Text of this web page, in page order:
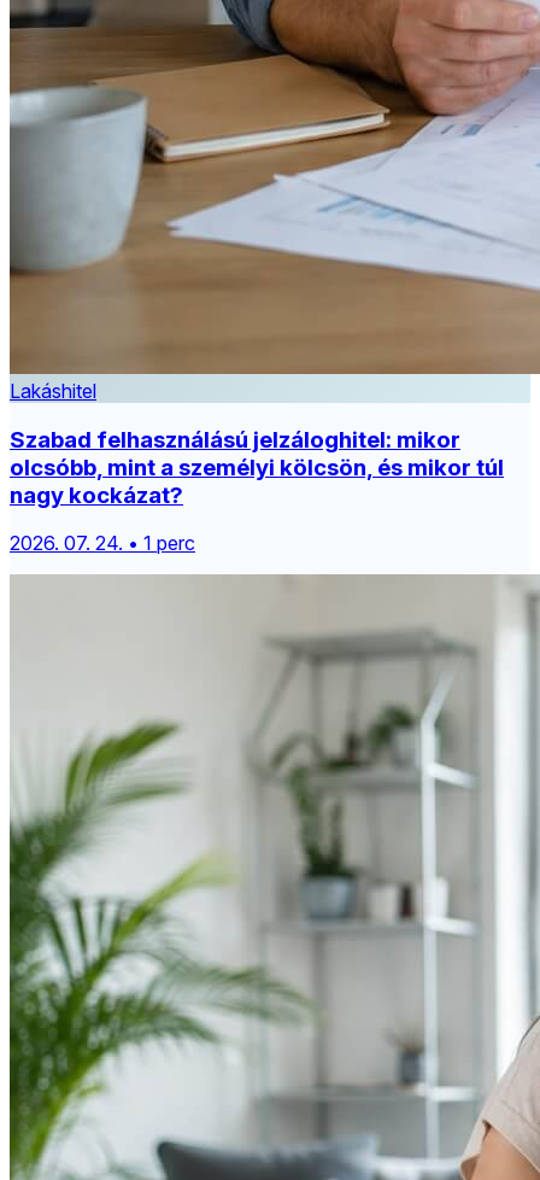
Lakáshitel
Szabad felhasználású jelzáloghitel: mikor
olcsóbb, mint a személyi kölcsön, és mikor túl
nagy kockázat?
2026. 07. 24. • 1 perc